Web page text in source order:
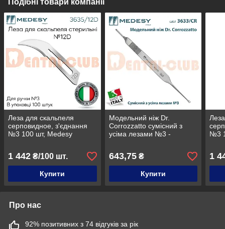
Леза для скальпеля
серповидное, з'єднання
№3 100 шт, Medesy
1 442 ₴/100 шт.
Купити
Модельний ніж Dr.
Corrozzatto сумісний з
усіма лезами №3 -
3633/CR Ручка для скальпеля
)
643,75₴
Купити
№3
1
Про нас
92% позитивних з 74 відгуків за рік